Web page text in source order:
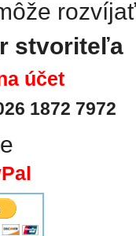
stvoriteľa
účet
1872 7972